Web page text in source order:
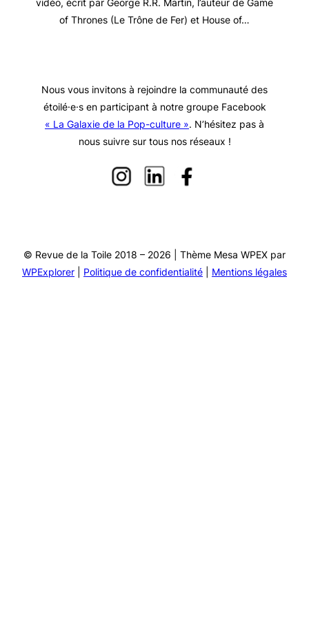
of Thrones (Le Trône de Fer) et House of…
Nous vous invitons à rejoindre la communauté des
étoilé·e·s en participant à notre groupe Facebook
« La Galaxie de la Pop-culture ». N’hésitez pas à
nous suivre sur tous nos réseaux !
© Revue de la Toile 2018 – 2026 | Thème Mesa WPEX par
WPExplorer
Politique de confidentialité Mentions légales